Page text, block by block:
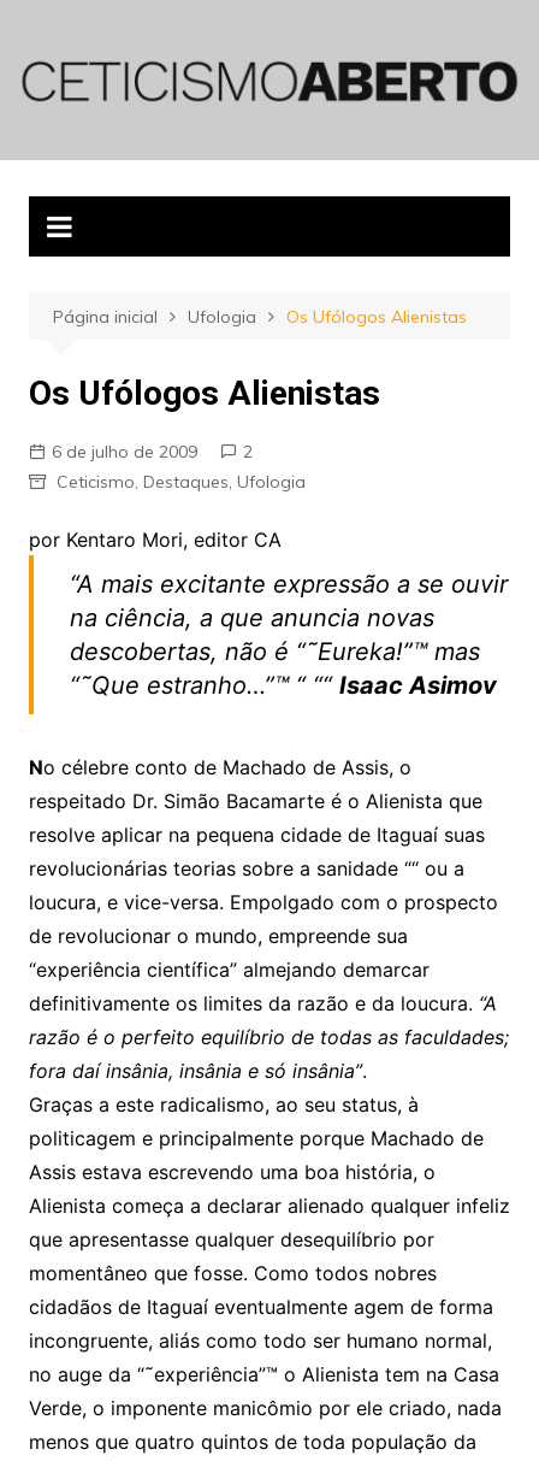
conteúdo
Página inicial Ufologia Os Ufólogos Alienistas
Os Ufólogos Alienistas
6 de julho de 2009
2
Ceticismo Destaques Ufologia
por Kentaro Mori, editor CA
“A mais excitante expressão a se ouvir
na ciência, a que anuncia novas
descobertas, não é “˜Eureka!”™ mas
“˜Que estranho…”™ “““ Isaac Asimov
No célebre conto de Machado de Assis, o
respeitado Dr. Simão Bacamarte é o Alienista que
resolve aplicar na pequena cidade de Itaguaí suas
revolucionárias teorias sobre a sanidade ““ ou a
loucura, e vice-versa. Empolgado com o prospecto
de revolucionar o mundo, empreende sua
“experiência científica” almejando demarcar
definitivamente os limites da razão e da loucura. “A
razão é o perfeito equilíbrio de todas as faculdades;
fora daí insânia, insânia e só insânia”.
Graças a este radicalismo, ao seu status, à
politicagem e principalmente porque Machado de
Assis estava escrevendo uma boa história, o
Alienista começa a declarar alienado qualquer infeliz
que apresentasse qualquer desequilíbrio por
momentâneo que fosse. Como todos nobres
cidadãos de Itaguaí eventualmente agem de forma
incongruente, aliás como todo ser humano normal,
no auge da “˜experiência”™ o Alienista tem na Casa
Verde, o imponente manicômio por ele criado, nada
menos que quatro quintos de toda população da